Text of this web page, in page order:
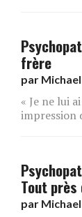
frère
par
« Je ne lui
impression
Tout près
par